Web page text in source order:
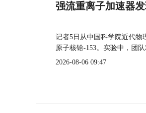
强流重离子加速器
记者5日从中国科学院近代
原子核铪-153。实验中，团
2026-08-06 09:47